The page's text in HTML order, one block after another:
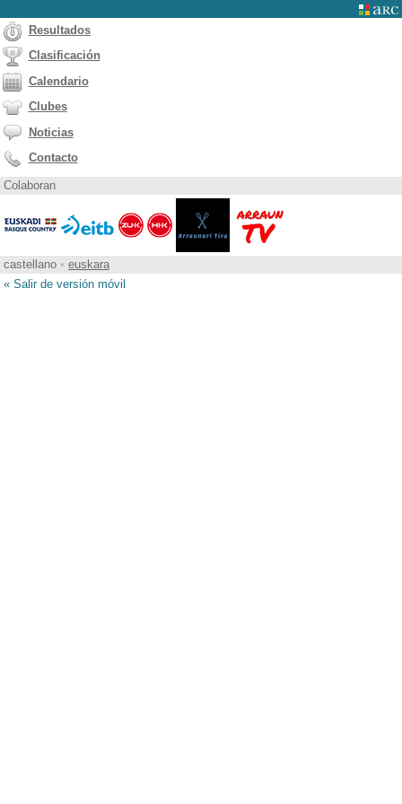
Resultados
Clasificación
Calendario
Clubes
Noticias
Contacto
Colaboran
castellano • euskara
« Salir de versión móvil